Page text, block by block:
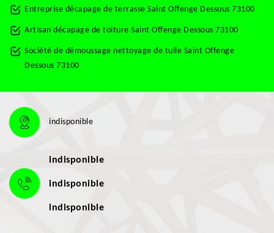
Entreprise décapage de terrasse Saint Offenge Dessous 73100
Artisan décapage de toiture Saint Offenge Dessous 73100
Société de démoussage nettoyage de tuile Saint Offenge
Dessous 73100
indisponible
indisponible
indisponible
indisponible